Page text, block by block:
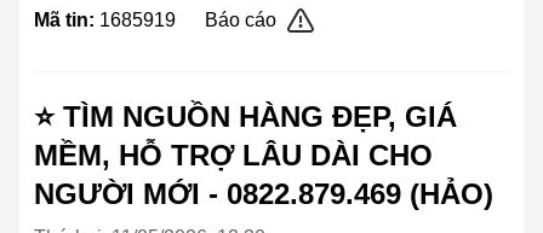
Mã tin: 1685919 Báo cáo
⭐ TÌM NGUỒN HÀNG ĐẸP, GIÁ
MỀM, HỖ TRỢ LÂU DÀI CHO
NGƯỜI MỚI - 0822.879.469 (HẢO)